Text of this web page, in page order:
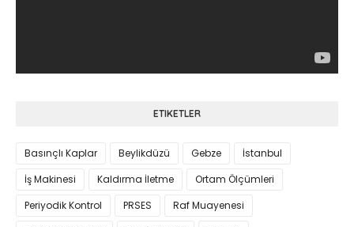
ETIKETLER
Basınçlı Kaplar Beylikdüzü Gebze
İstanbul
İş Makinesi
Kaldırma İletme
Ortam Ölçümleri
Periyodik Kontrol
PRSES
Raf Muayenesi